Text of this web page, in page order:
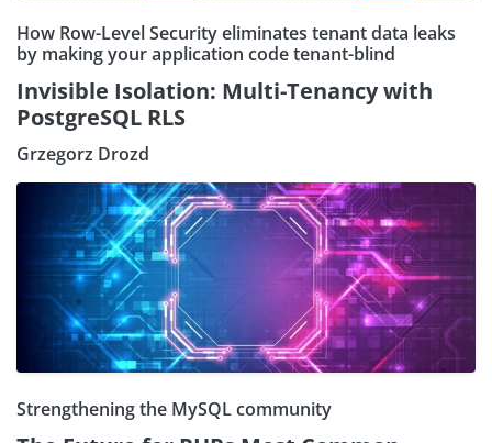
How Row-Level Security eliminates tenant data leaks
by making your application code tenant-blind
Invisible Isolation: Multi-Tenancy with
PostgreSQL RLS
Grzegorz Drozd
Strengthening the MySQL community